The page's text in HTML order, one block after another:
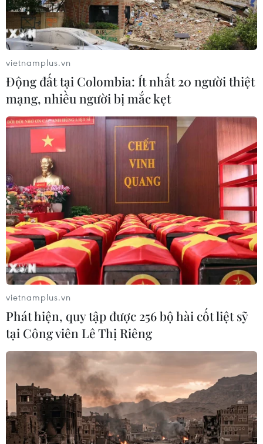
vietnamplus.vn
Động đất tại Colombia: Ít nhất 20 người thiệt
mạng, nhiều người bị mắc kẹt
vietnamplus.vn
Phát hiện, quy tập được 256 bộ hài cốt liệt sỹ
tại Công viên Lê Thị Riêng